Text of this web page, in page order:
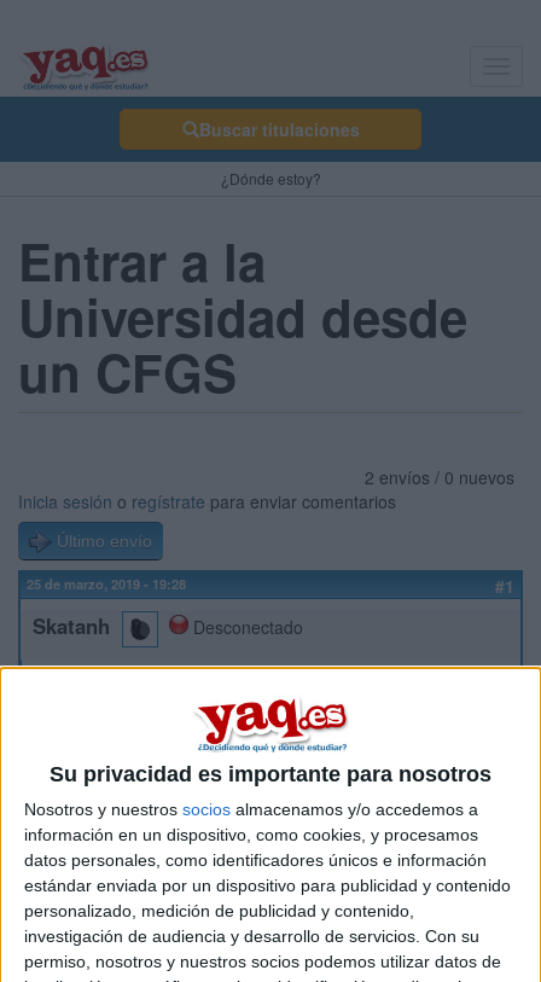
Su privacidad es importante para nosotros
Nosotros y nuestros socios almacenamos y/o accedemos a
información en un dispositivo, como cookies, y procesamos
datos personales, como identificadores únicos e información
estándar enviada por un dispositivo para publicidad y contenido
personalizado, medición de publicidad y contenido,
investigación de audiencia y desarrollo de servicios. Con su
permiso, nosotros y nuestros socios podemos utilizar datos de
Buscar titulaciones
¿Dónde estoy?
Entrar a la
Universidad desde
un CFGS
2 envíos / 0 nuevos
Inicia sesión o regístrate para enviar comentarios
Último envío
25 de marzo, 2019 - 19:28 #1
Skatanh
Desconectado
Buenos días a todos, me acabo de registrar para preguntar
algo. Tengo entendido que desde un CFGS se puede
acceder libremente a la Universidad y la nota media del
mismo sirve como nota de admisión. Esto funciona para
cualquier carrera? Por ejemplo, si hago un CFGS de ASIR, o
entrar a Derecho, siendo un 6 la nota de admisión de dicha
carrera? O ha de ser de la misma rama?
Inicio
Etiquetas: La universidad - un mundo